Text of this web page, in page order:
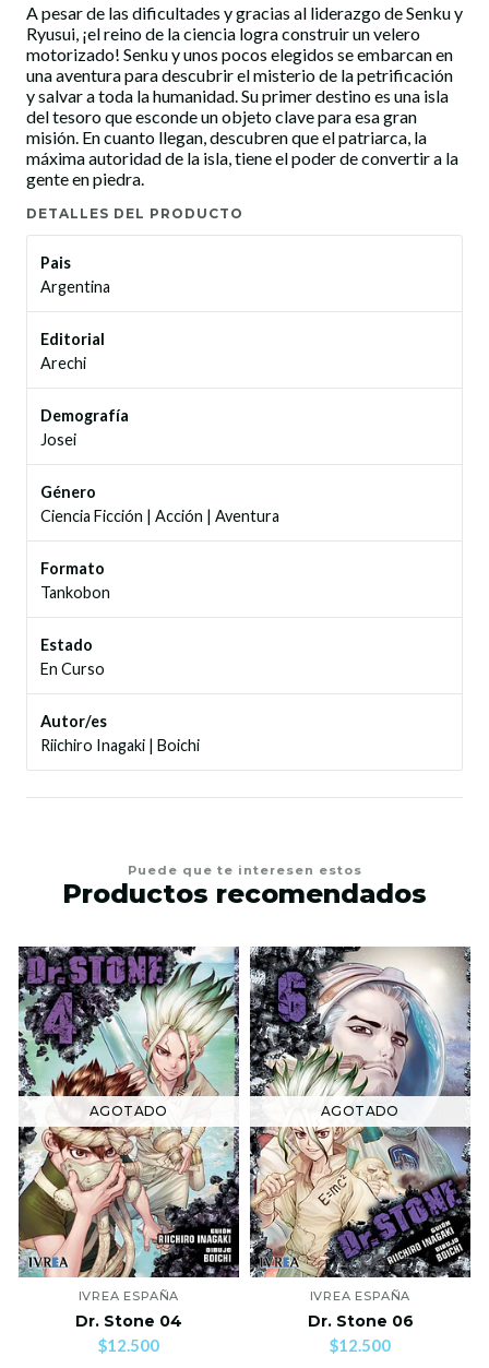
A pesar de las dificultades y gracias al liderazgo de Senku y
Ryusui, ¡el reino de la ciencia logra construir un velero
motorizado! Senku y unos pocos elegidos se embarcan en
una aventura para descubrir el misterio de la petrificación
y salvar a toda la humanidad. Su primer destino es una isla
del tesoro que esconde un objeto clave para esa gran
misión. En cuanto llegan, descubren que el patriarca, la
máxima autoridad de la isla, tiene el poder de convertir a la
gente en piedra.
DETALLES DEL PRODUCTO
Pais
Argentina
Editorial
Arechi
Demografía
Josei
Género
Ciencia Ficción | Acción | Aventura
Formato
Tankobon
Estado
En Curso
Autor/es
Riichiro Inagaki | Boichi
Puede que te interesen estos
Productos recomendados
AGOTADO
IVREA ESPAÑA
Dr. Stone 04
$12.500
AGOTADO
IVREA ESPAÑA
Dr. Stone 06
$12.500